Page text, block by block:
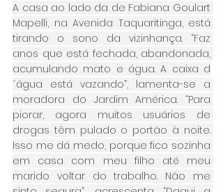
A casa ao lado da de Fabiana Goulart
Mapelli, na Avenida Taquaritinga, está
tirando o sono da vizinhança. “Faz
anos que está fechada, abandonada,
acumulando mato e água. A caixa d
´água está vazando”, lamenta-se a
moradora do Jardim América. “Para
piorar, agora muitos usuários de
drogas têm pulado o portão à noite.
Isso me dá medo, porque fico sozinha
em casa com meu filho até meu
marido voltar do trabalho. Não me